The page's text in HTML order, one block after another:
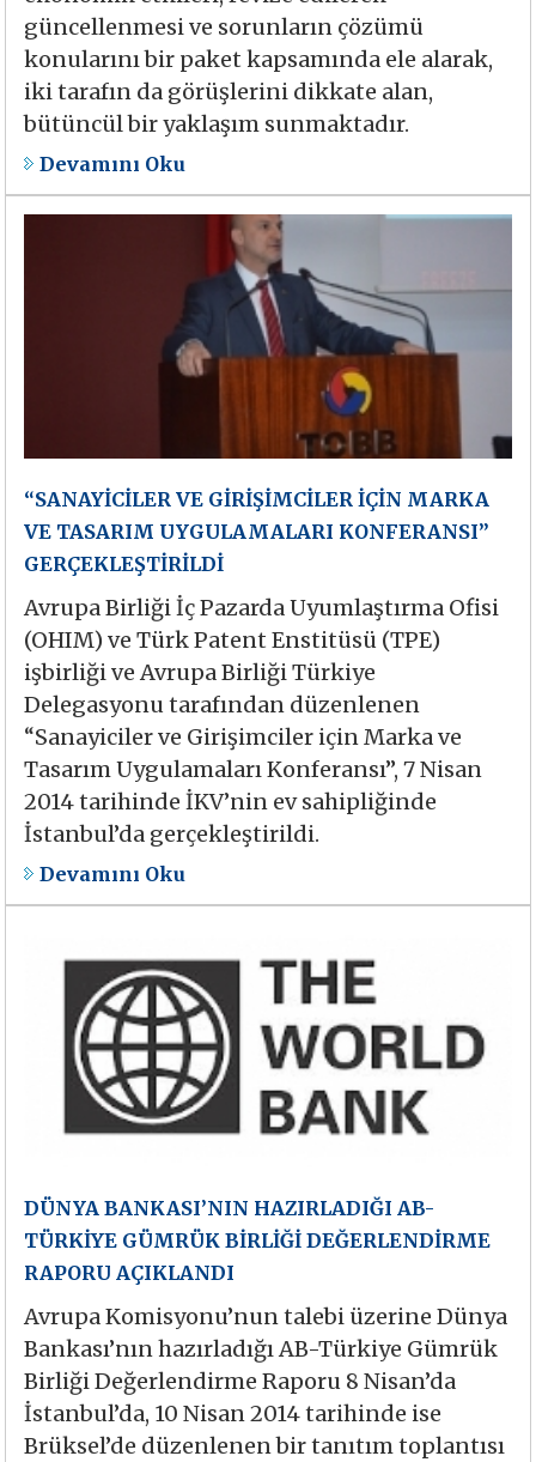
güncellenmesi ve sorunların çözümü
konularını bir paket kapsamında ele alarak,
iki tarafın da görüşlerini dikkate alan,
bütüncül bir yaklaşım sunmaktadır.
Devamını Oku
“SANAYİCİLER VE GİRİŞİMCİLER İÇİN MARKA
VE TASARIM UYGULAMALARI KONFERANSI”
GERÇEKLEŞTİRİLDİ
Avrupa Birliği İç Pazarda Uyumlaştırma Ofisi
(OHIM) ve Türk Patent Enstitüsü (TPE)
işbirliği ve Avrupa Birliği Türkiye
Delegasyonu tarafından düzenlenen
“Sanayiciler ve Girişimciler için Marka ve
Tasarım Uygulamaları Konferansı”, 7 Nisan
2014 tarihinde İKV’nin ev sahipliğinde
İstanbul’da gerçekleştirildi.
Devamını Oku
DÜNYA BANKASI’NIN HAZIRLADIĞI AB-
TÜRKİYE GÜMRÜK BİRLİĞİ DEĞERLENDİRME
RAPORU AÇIKLANDI
Avrupa Komisyonu’nun talebi üzerine Dünya
Bankası’nın hazırladığı AB-Türkiye Gümrük
Birliği Değerlendirme Raporu 8 Nisan’da
İstanbul’da, 10 Nisan 2014 tarihinde ise
Brüksel’de düzenlenen bir tanıtım toplantısı